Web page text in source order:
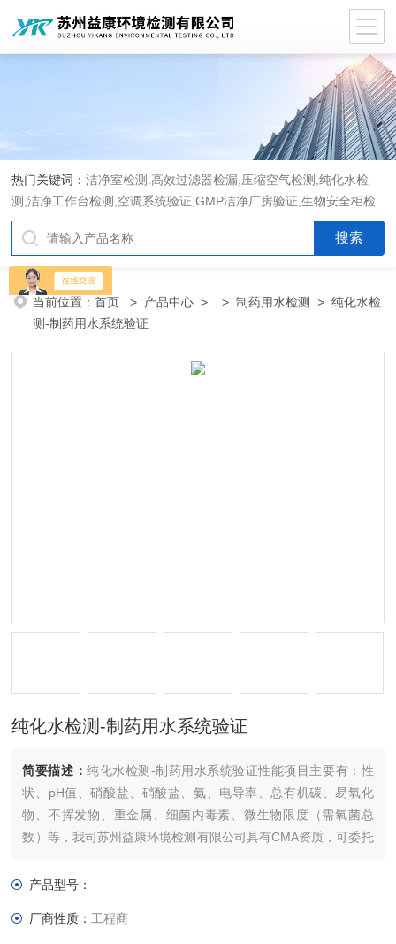
热门关键词：洁净室检测.高效过滤器检漏,压缩空气检测,纯化水检
测,洁净工作台检测,空调系统验证,GMP洁净厂房验证,生物安全柜检
测,洁净度检测,洁净室验收检测,GMP验证方案编写执行
当前位置：首页 > 产品中心 > >制药用水检测
> 纯化水检
测-制药用水系统验证
纯化水检测-制药用水系统验证
简要描述：纯化水检测-制药用水系统验证性能项目主要有：性
状、pH值、硝酸盐、硝酸盐、氨、电导率、总有机碳、易氧化
物、不挥发物、重金属、细菌内毒素、微生物限度（需氧菌总
数）等，我司苏州益康环境检测有限公司具有CMA资质，可委托
产品型号：
厂商性质： 工程商